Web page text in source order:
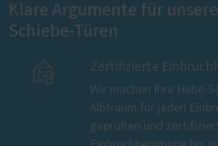
Klare Argumente für
Schiebe-Türen
 Zertifizierte
Wir machen Ihre Hebe-
Albtraum für jeden
geprüften und